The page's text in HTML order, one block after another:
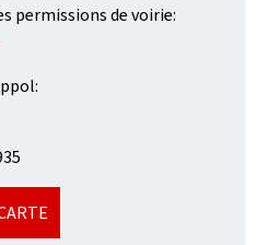
permissions de voirie: